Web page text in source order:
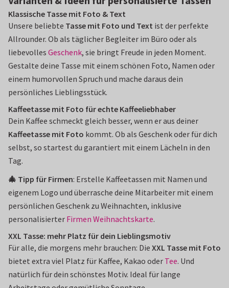
Klassische Tasse mit Foto & Text
Unsere beliebte Tasse mit Foto und Text ist der perfekte
Allrounder. Ob als täglicher Begleiter im Büro oder als
liebevolles Geschenk, sie bringt Freude in jeden Moment.
Gestalte deine Tasse mit einem schönen Foto, Namen oder
einem humorvollen Spruch und mache daraus dein
persönliches Lieblingsstück.
Kaffeetasse mit Foto für echte Kaffeeliebhaber
Dein Kaffee schmeckt gleich besser, wenn er aus deiner
Kaffeetasse mit Foto kommt. Ob als Geschenk oder für dich
selbst, so startest du garantiert mit einem Lächeln in den
Tag.
🎄 Tipp für Firmen: Erstelle Kaffeetassen mit Namen und
eigenem Logo und überrasche deine Mitarbeiter mit einem
persönlichen Geschenk zu Weihnachten, inklusive
personalisierter Firmen Weihnachtskarte.
XXL Tasse: mehr Platz für dein Lieblingsmotiv
Für alle, die morgens mehr brauchen: Die XXL Tasse mit Foto
bietet extra viel Platz für Kaffee, Kakao oder Tee. Und
natürlich für dein schönstes Motiv. Ideal für lange